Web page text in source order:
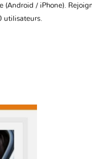
(Android / iPhone).
utilisateurs.